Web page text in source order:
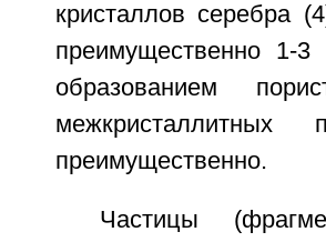
кристаллов серебра
преимущественно 1-
образованием
преимущественно.
Частицы